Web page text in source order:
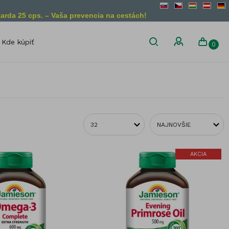
25 cps. – Vaša prevencia na cestách!
Vegetariánsky
produkt
Kde kúpiť 0
AKCIA